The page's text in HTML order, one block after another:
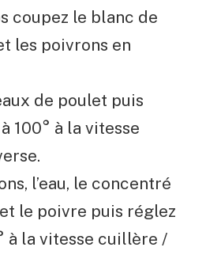
coupez le blanc de
les poivrons en
de poulet puis
100° à la vitesse
l’eau, le concentré
le poivre puis réglez
à la vitesse cuillère /